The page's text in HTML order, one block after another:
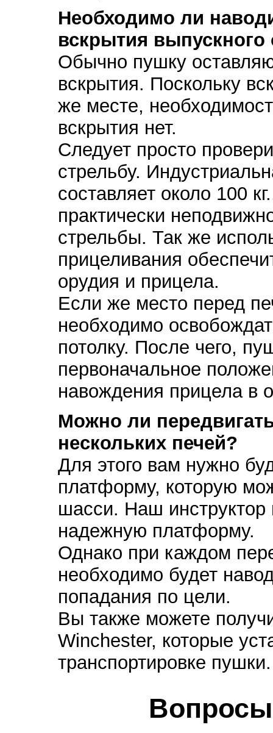
Необходимо ли
вскрытия выпускного
Обычно пушку
вскрытия. Поскольку
же месте,
вскрытия нет.
Следует просто
стрельбу.
составляет около 100
практически
стрельбы. Так же
прицеливания
орудия и прицела.
Если же место перед
необходимо
потолку. После чего,
первоначальное
навождения прицела в
Можно ли
нескольких печей?
Для этого вам нужно
платформу, которую
шасси. Наш инструктор
надежную платформу.
Однако при каждом
необходимо будет
попадания по цели.
Вы также можете
Winchester, которые
транспортировке пушки.
Вопросы